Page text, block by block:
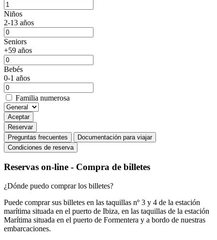
Niños
2-13 años
Seniors
+59 años
Bebés
0-1 años
Familia numerosa
Aceptar
Reservar
Preguntas frecuentes
Documentación para viajar
Condiciones de reserva
Reservas on-line - Compra de billetes
¿Dónde puedo comprar los billetes?
Puede comprar sus billetes en las taquillas nº 3 y 4 de la estación
marítima situada en el puerto de Ibiza, en las taquillas de la estación
Marítima situada en el puerto de Formentera y a bordo de nuestras
embarcaciones.